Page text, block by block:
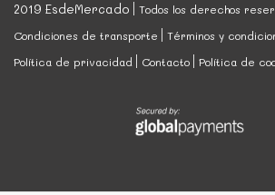
2019 EsdeMercado
Todos los derechos
Condiciones de transporte
Términos y
Política de privacidad
Contacto Política de